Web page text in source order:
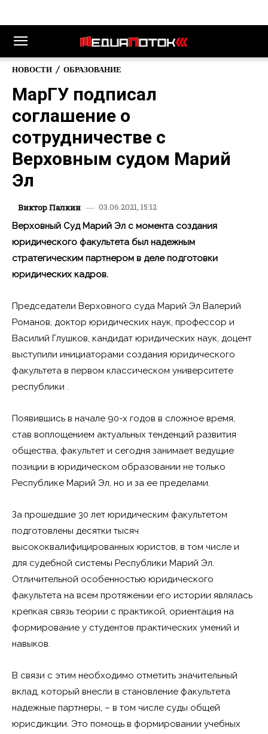
НОВОСТИ ОБРАЗОВАНИЕ
МарГУ подписал
соглашение о
сотрудничестве с
Верховным судом Марий
Эл
Виктор Палкин
03.06.2021, 15:12
Верховный Суд Марий Эл с момента создания
юридического факультета был надежным
стратегическим партнером в деле подготовки
юридических кадров.
Председатели Верховного суда Марий Эл Валерий
Романов, доктор юридических наук, профессор и
Василий Глушков, кандидат юридических наук, доцент
выступили инициаторами создания юридического
факультета в первом классическом университете
республики .
Появившись в начале 90-х годов в сложное время,
став воплощением актуальных тенденций развития
общества, факультет и сегодня занимает ведущие
позиции в юридическом образовании не только
Республике Марий Эл, но и за ее пределами.
За прошедшие 30 лет юридическим факультетом
подготовлены десятки тысяч
высококвалифицированных юристов, в том числе и
для судебной системы Республики Марий Эл.
Отличительной особенностью юридического
факультета на всем протяжении его истории являлась
крепкая связь теории с практикой, ориентация на
формирование у студентов практических умений и
навыков.
В связи с этим необходимо отметить значительный
вклад, который внесли в становление факультета
надежные партнеры, – в том числе суды общей
юрисдикции. Это помощь в формировании учебных